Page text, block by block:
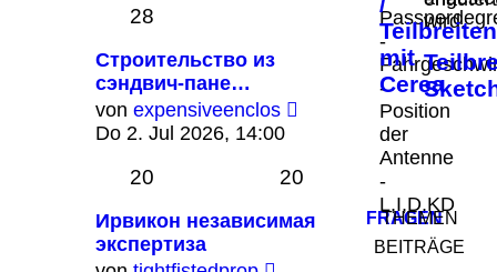
wird.
-
-
Position
der
Antenne
-
L,I,D,KD
mit
Cerea
28
Строительство из
сэндвич-пане…
von expensiveenclos
Do 2. Jul 2026, 14:00
20 20
Ирвикон независимая
экспертиза
FRAGEN
THEMEN
BEITRÄGE